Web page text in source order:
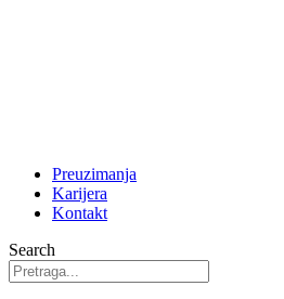
Preuzimanja
Karijera
Kontakt
Search